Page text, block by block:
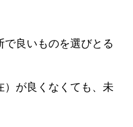
良いものを選びとる
）が良くなくても、未